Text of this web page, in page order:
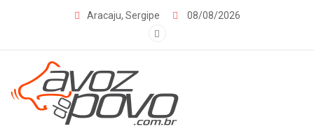
Aracaju, Sergipe 08/08/2026